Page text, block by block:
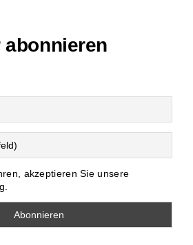
akzeptieren Sie unsere